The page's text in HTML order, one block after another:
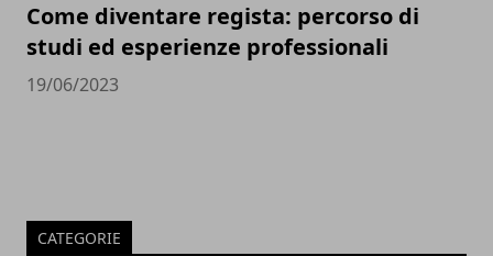
Come diventare regista: percorso di
studi ed esperienze professionali
19/06/2023
CATEGORIE